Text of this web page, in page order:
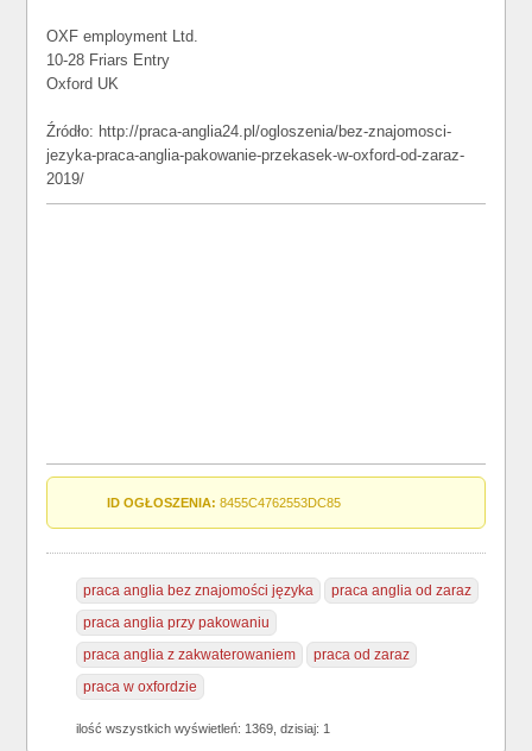
OXF employment Ltd.
10-28 Friars Entry
Oxford UK
Źródło: http://praca-anglia24.pl/ogloszenia/bez-znajomosci-
jezyka-praca-anglia-pakowanie-przekasek-w-oxford-od-zaraz-
2019/
ID OGŁOSZENIA: 8455C4762553DC85
praca anglia bez znajomości języka
praca anglia od zaraz
praca anglia przy pakowaniu
praca anglia z zakwaterowaniem
praca od zaraz
praca w oxfordzie
ilość wszystkich wyświetleń: 1369, dzisiaj: 1